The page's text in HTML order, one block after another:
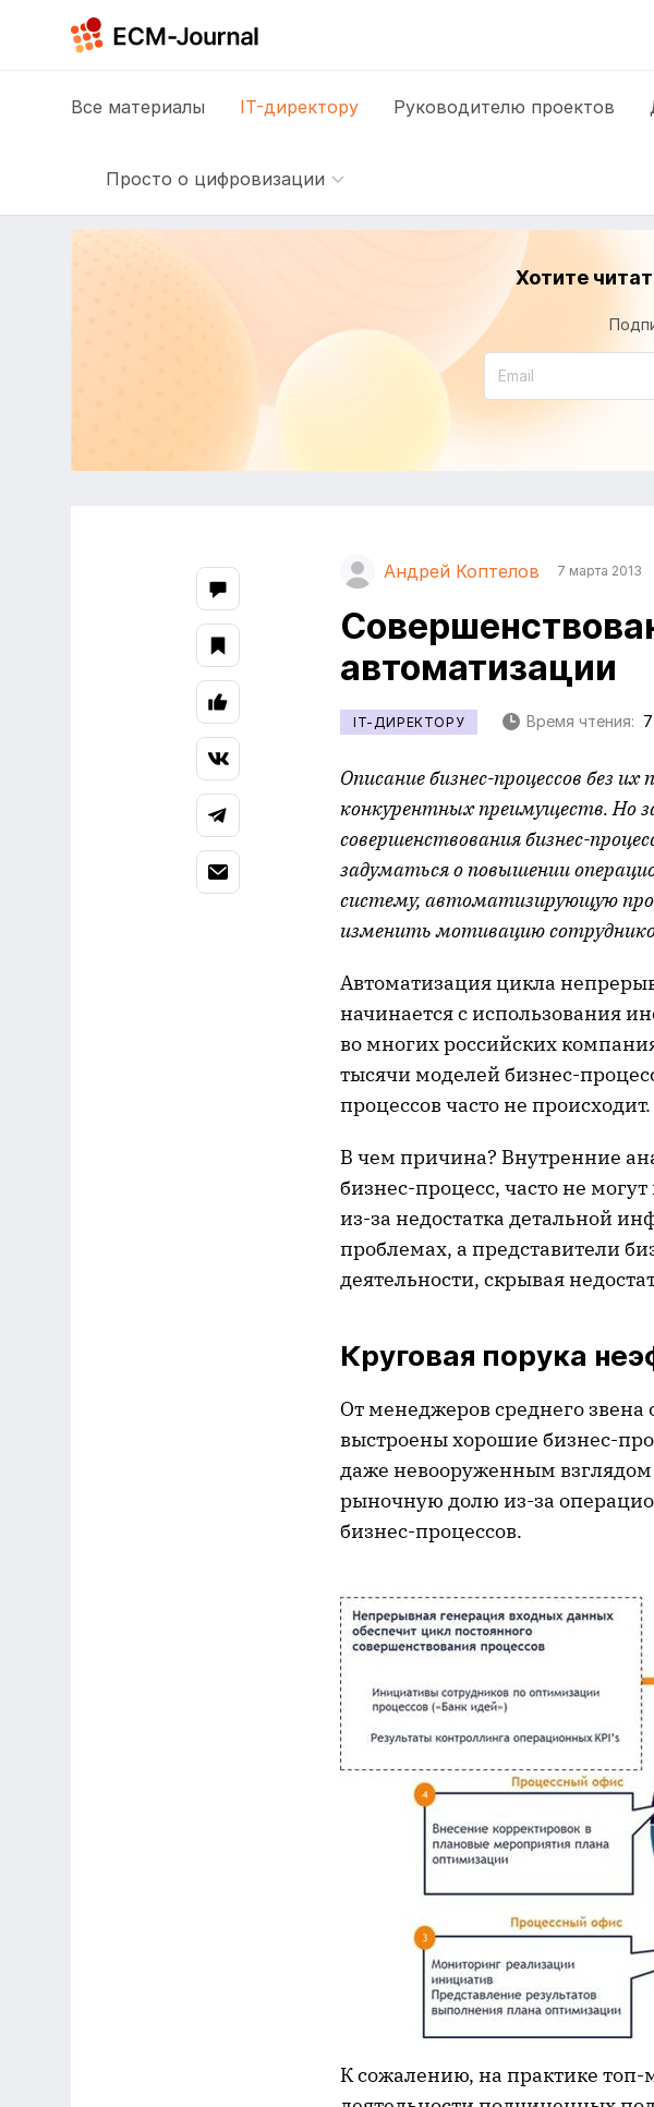
Все материалы IT-директору Руководителю проектов
Просто о цифровизации
Хотите
Андрей Коптелов 7 марта 2013
автоматизации
IT-ДИРЕКТОРУ Время чтения:
Описание бизнес-процессов без
конкурентных преимуществ. Но
совершенствования бизнес-
задуматься о повышении
систему, автоматизирующую
изменить мотивацию
Автоматизация цикла
начинается с использования
во многих российских
тысячи моделей бизнес-
процессов часто не происходит.
В чем причина? Внутренние
бизнес-процесс, часто не
из-за недостатка детальной
проблемах, а представители
деятельности, скрывая
Круговая порука
От менеджеров среднего
выстроены хорошие бизнес-
даже невооруженным взглядом
рыночную долю из-за
бизнес-процессов.
К сожалению, на практике